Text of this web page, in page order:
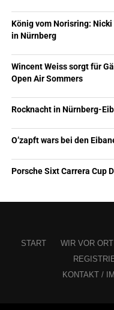
König vom Norisring:
in Nürnberg
Wincent Weiss sorgt für
Open Air Sommers
Rocknacht in Nürnberg-
O’zapft wars bei den
Porsche Sixt Carrera Cup
START WIR VOR ORT
KONTAKT /